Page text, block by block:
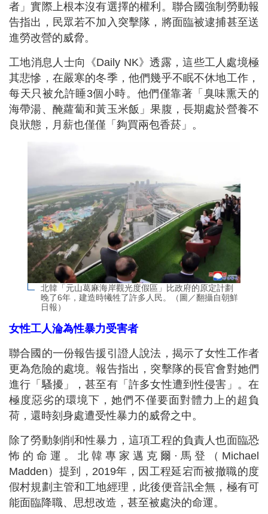
者」實際上根本沒有選擇的權利。聯合國強制勞動報
告指出，民眾若不加入突擊隊，將面臨被逮捕甚至送
進勞改營的威脅。
工地消息人士向《Daily NK》透露，這些工人處境極
其悲慘，在嚴寒的冬季，他們幾乎不眠不休地工作，
每天只被允許睡3個小時。他們僅靠著「臭味熏天的
海帶湯、醃蘿蔔和黃玉米飯」果腹，長期處於營養不
良狀態，月薪也僅僅「夠買兩包香菸」。
北韓「元山葛麻海岸觀光度假區」比政府的原定計劃
晚了6年，建造時犧牲了許多人民。（圖／翻攝自朝鮮
日報）
女性工人淪為性暴力受害者
聯合國的一份報告援引證人說法，揭示了女性工作者
更為危險的處境。報告指出，突擊隊的長官會對她們
進行「騷擾」，甚至有「許多女性遭到性侵害」。在
極度惡劣的環境下，她們不僅要面對體力上的超負
荷，還時刻身處遭受性暴力的威脅之中。
除了勞動剝削和性暴力，這項工程的負責人也面臨恐
怖的命運。北韓專家邁克爾·馬登（Michael
Madden）提到，2019年，因工程延宕而被撤職的度
假村規劃主管和工地經理，此後便音訊全無，極有可
能面臨降職、思想改造，甚至被處決的命運。